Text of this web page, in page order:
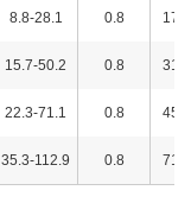
8.8-28.1 0.8 176
15.7-50.2 0.8 314
22.3-71.1 0.8 450
35.3-112.9 0.8 710